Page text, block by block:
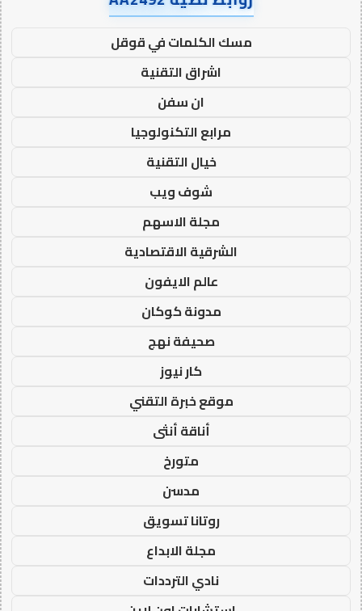
مسك الكلمات في قوقل
اشراق التقنية
ان سفن
مرابع التكنولوجيا
خيال التقنية
شوف ويب
مجلة الاسهم
الشرقية الاقتصادية
عالم الايفون
مدونة كوكان
صحيفة نهج
كار نيوز
موقع خبرة التقني
أناقة أنثى
متورخ
مدسن
روتانا تسويق
مجلة الابداع
نادي الترددات